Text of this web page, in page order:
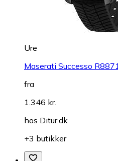
Ure
Maserati Successo
fra
1.346 kr.
hos Ditur.dk
+3 butikker